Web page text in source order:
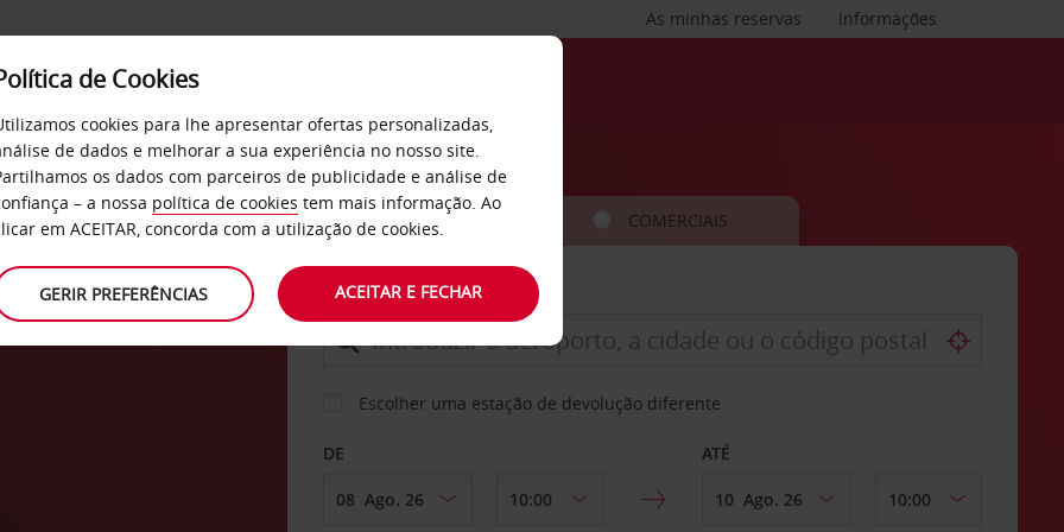
Informações
As minhas reservas
SERVIÇOS EMPRESAS
CARRO COMERCIAIS
LEVANTAR EM
Escolher uma estação de devolução diferente
DE ATÉ
de Cookies
cookies para lhe apresentar ofertas personalizadas,
de dados e melhorar a sua experiência no nosso site.
os dados com parceiros de publicidade e análise de
– a nossa política de cookies tem mais informação. Ao
em ACEITAR, concorda com a utilização de cookies.
GERIR PREFERÊNCIAS ACEITAR E FECHAR